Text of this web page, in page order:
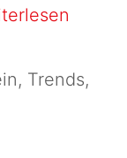
, Trends,